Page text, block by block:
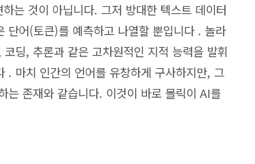
는 것이 아닙니다. 그저 방대한 텍스트 데이터
단어(토큰)를 예측하고 나열할 뿐입니다 . 놀라
딩, 추론과 같은 고차원적인 지적 능력을 발휘
. 마치 인간의 언어를 유창하게 구사하지만, 그
는 존재와 같습니다. 이것이 바로 몰릭이 AI를